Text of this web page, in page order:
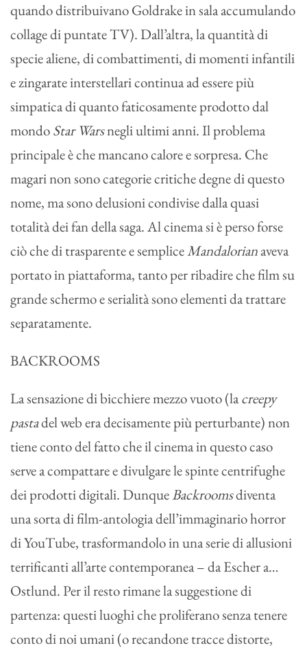
quando distribuivano Goldrake in sala accumulando
collage di puntate TV). Dall’altra, la quantità di
specie aliene, di combattimenti, di momenti infantili
e zingarate interstellari continua ad essere più
simpatica di quanto faticosamente prodotto dal
mondoStar Warsnegli ultimi anni. Il problema
principale è che mancano calore e sorpresa. Che
magari non sono categorie critiche degne di questo
nome, ma sono delusioni condivise dalla quasi
totalità dei fan della saga. Al cinema si è perso forse
ciò che di trasparente e sempliceMandalorianaveva
portato in piattaforma, tanto per ribadire che film su
grande schermo e serialità sono elementi da trattare
separatamente.
BACKROOMS
La sensazione di bicchiere mezzo vuoto (lacreepy
pastadel web era decisamente più perturbante) non
tiene conto del fatto che il cinema in questo caso
serve a compattare e divulgare le spinte centrifughe
dei prodotti digitali. DunqueBackroomsdiventa
una sorta di film-antologia dell’immaginario horror
di YouTube, trasformandolo in una serie di allusioni
terrificanti all’arte contemporanea – da Escher a…
Ostlund. Per il resto rimane la suggestione di
partenza: questi luoghi che proliferano senza tenere
conto di noi umani (o recandone tracce distorte,